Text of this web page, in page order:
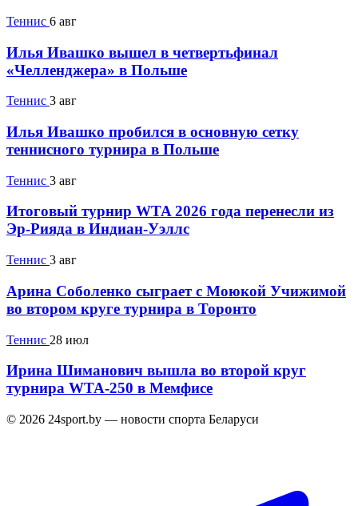
Теннис 6 авг
Илья Ивашко вышел в четвертьфинал
«Челленджера» в Польше
Теннис 3 авг
Илья Ивашко пробился в основную сетку
теннисного турнира в Польше
Теннис 3 авг
Итоговый турнир WTA 2026 года перенесли из
Эр-Рияда в Индиан-Уэллс
Теннис 3 авг
Арина Соболенко сыграет с Моюкой Учижимой
во втором круге турнира в Торонто
Теннис 28 июл
Ирина Шиманович вышла во второй круг
турнира WTA-250 в Мемфисе
© 2026 24sport.by — новости спорта Беларуси